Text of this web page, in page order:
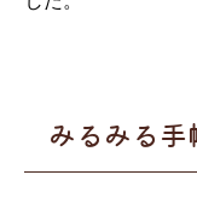
みるみる手